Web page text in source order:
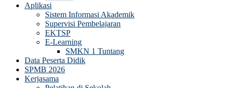
Aplikasi
Sistem Informasi Akademik
Supervisi Pembelajaran
EKTSP
E-Learning
SMKN 1 Tuntang
Data Peserta Didik
SPMB 2026
Kerjasama